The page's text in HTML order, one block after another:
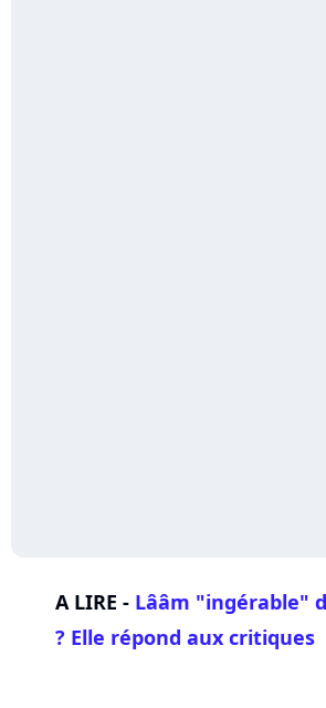
A LIRE - Lââm "ingérable"
? Elle répond aux critiques